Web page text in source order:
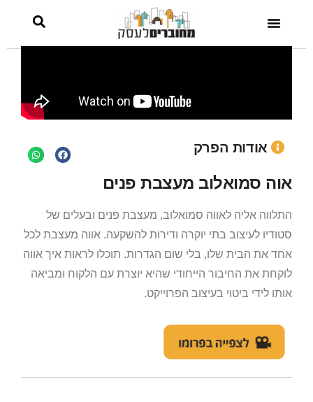
אודות הפרק
אוה סמואלוב מעצבת פנים
התלווה אליה לאווה סמואלוב, מעצבת פנים ובעלים של
סטודיו לעיצוב בתי יוקרה ודירות להשקעה. אווה מעצבת לכל
אחד את הבית שלו, בלי שום הגדרות. תוכלו לראות איך אווה
לוקחת את החיבור הייחודי שהיא יוצרת עם הלקוח ומביאה
אותו לידי ביטוי בעיצוב הפרוייקט.